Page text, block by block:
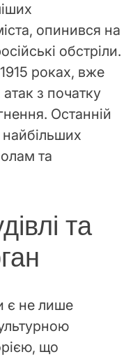
опинився на
обстріли.
роках, вже
з початку
Останній
найбільших
та
та
є не лише
що